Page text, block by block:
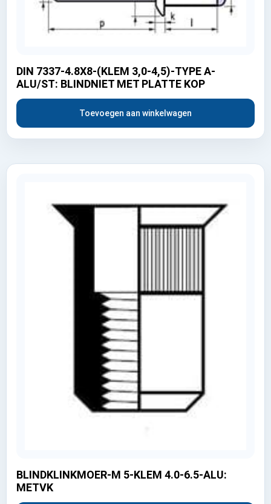
DIN 7337-4.8X8-(KLEM 3,0-4,5)-TYPE A-
ALU/ST: BLINDNIET MET PLATTE KOP
Toevoegen aan winkelwagen
BLINDKLINKMOER-M 5-KLEM 4.0-6.5-ALU:
METVK